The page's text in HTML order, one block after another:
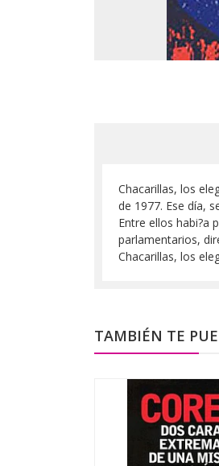
Chacarillas, los
de 1977. Ese día,
Entre ellos habi?a
parlamentarios,
Chacarillas, los
TAMBIÉN TE